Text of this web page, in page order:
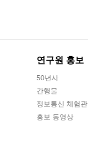
연구원 홍보
50년사
간행물
정보통신 체험관
홍보 동영상